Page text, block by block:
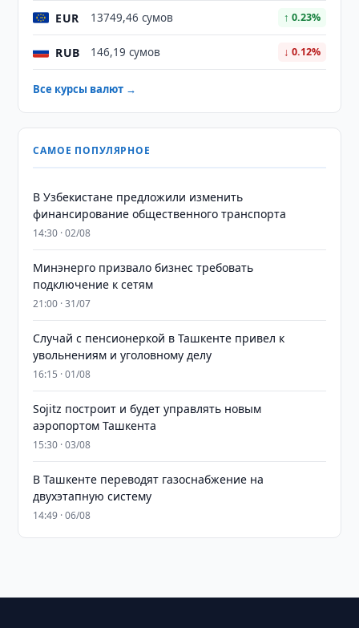
EUR 13749,46 сумов ↑ 0.23%
RUB 146,19 сумов ↓ 0.12%
Все курсы валют →
САМОЕ ПОПУЛЯРНОЕ
В Узбекистане предложили изменить
финансирование общественного транспорта
14:30 · 02/08
Минэнерго призвало бизнес требовать
подключение к сетям
21:00 · 31/07
Случай с пенсионеркой в Ташкенте привел к
увольнениям и уголовному делу
16:15 · 01/08
Sojitz построит и будет управлять новым
аэропортом Ташкента
15:30 · 03/08
В Ташкенте переводят газоснабжение на
двухэтапную систему
14:49 · 06/08